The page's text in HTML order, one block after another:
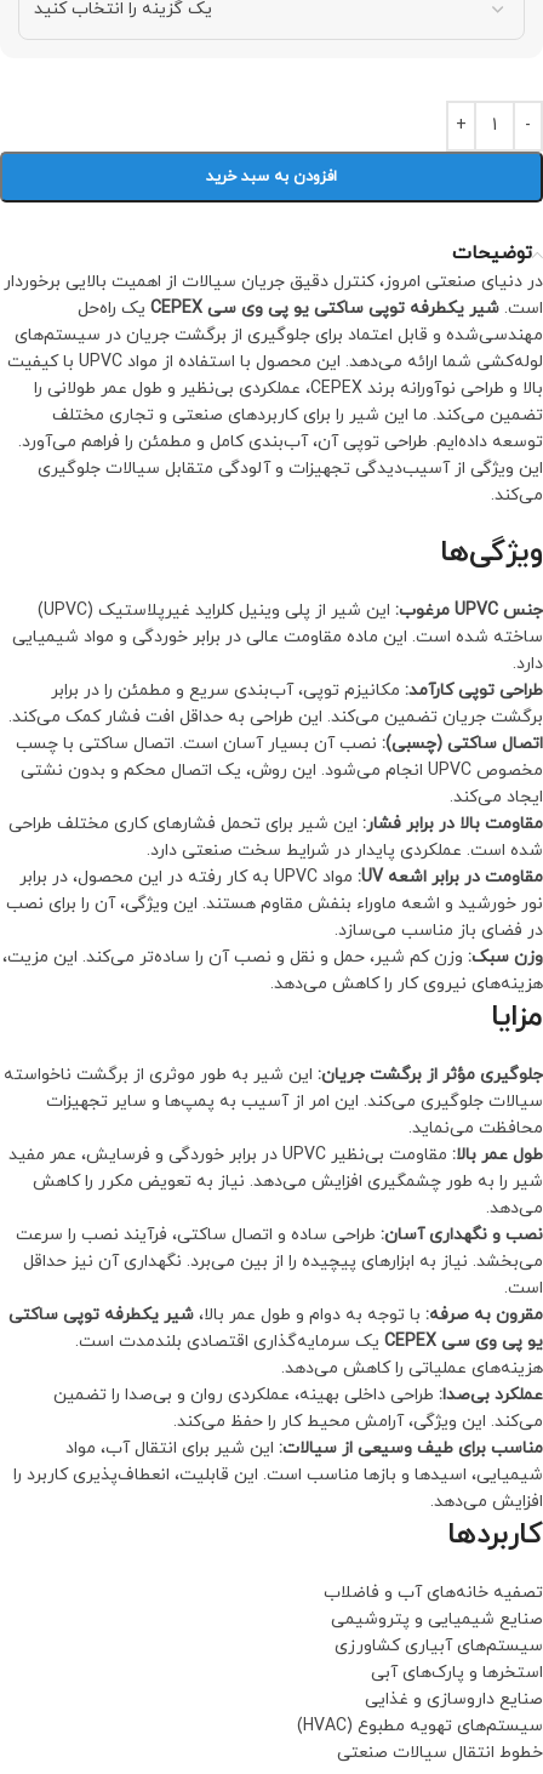
افزودن به سبد خرید
توضیحات
در دنیای صنعتی امروز، کنترل دقیق جریان سیالات از اهمیت بالایی برخوردار
است. شیر یکطرفه توپی ساکتی یو پی وی سی CEPEX
یک راه‌حل
مهندسی‌شده و قابل اعتماد برای جلوگیری از برگشت جریان در سیستم‌های
لوله‌کشی شما ارائه می‌دهد. این محصول با استفاده از مواد UPVC با کیفیت
بالا و طراحی نوآورانه برند CEPEX، عملکردی بی‌نظیر و طول عمر طولانی را
تضمین می‌کند. ما این شیر را برای کاربردهای صنعتی و تجاری مختلف
توسعه داده‌ایم. طراحی توپی آن، آب‌بندی کامل و مطمئن را فراهم می‌آورد.
این ویژگی از آسیب‌دیدگی تجهیزات و آلودگی متقابل سیالات جلوگیری
می‌کند.
ویژگی‌ها
جنس UPVC مرغوب:
این شیر از پلی وینیل کلراید غیرپلاستیک (UPVC)
ساخته شده است. این ماده مقاومت عالی در برابر خوردگی و مواد شیمیایی
دارد.
طراحی توپی کارآمد: مکانیزم توپی، آب‌بندی سریع و مطمئن را در برابر
برگشت جریان تضمین می‌کند. این طراحی به حداقل افت فشار کمک می‌کند.
اتصال ساکتی (چسبی): نصب آن بسیار آسان است. اتصال ساکتی با چسب
مخصوص UPVC انجام می‌شود. این روش، یک اتصال محکم و بدون نشتی
ایجاد می‌کند.
مقاومت بالا در برابر فشار: این شیر برای تحمل فشارهای کاری مختلف طراحی
شده است. عملکردی پایدار در شرایط سخت صنعتی دارد.
مقاومت در برابر اشعه UV:
مواد UPVC به کار رفته در این محصول، در برابر
نور خورشید و اشعه ماوراء بنفش مقاوم هستند. این ویژگی، آن را برای نصب
در فضای باز مناسب می‌سازد.
وزن سبک: وزن کم شیر، حمل و نقل و نصب آن را ساده‌تر می‌کند. این مزیت،
هزینه‌های نیروی کار را کاهش می‌دهد.
مزایا
جلوگیری مؤثر از برگشت جریان: این شیر به طور موثری از برگشت ناخواسته
سیالات جلوگیری می‌کند. این امر از آسیب به پمپ‌ها و سایر تجهیزات
محافظت می‌نماید.
طول عمر بالا:
مقاومت بی‌نظیر UPVC در برابر خوردگی و فرسایش، عمر مفید
شیر را به طور چشمگیری افزایش می‌دهد. نیاز به تعویض مکرر را کاهش
می‌دهد.
نصب و نگهداری آسان: طراحی ساده و اتصال ساکتی، فرآیند نصب را سرعت
می‌بخشد. نیاز به ابزارهای پیچیده را از بین می‌برد. نگهداری آن نیز حداقل
است.
مقرون به صرفه: با توجه به دوام و طول عمر بالا، شیر یکطرفه توپی ساکتی
یو پی وی سی CEPEX
یک سرمایه‌گذاری اقتصادی بلندمدت است.
هزینه‌های عملیاتی را کاهش می‌دهد.
عملکرد بی‌صدا: طراحی داخلی بهینه، عملکردی روان و بی‌صدا را تضمین
می‌کند. این ویژگی، آرامش محیط کار را حفظ می‌کند.
مناسب برای طیف وسیعی از سیالات: این شیر برای انتقال آب، مواد
شیمیایی، اسیدها و بازها مناسب است. این قابلیت، انعطاف‌پذیری کاربرد را
افزایش می‌دهد.
کاربردها
تصفیه خانه‌های آب و فاضلاب
صنایع شیمیایی و پتروشیمی
سیستم‌های آبیاری کشاورزی
استخرها و پارک‌های آبی
صنایع داروسازی و غذایی
سیستم‌های تهویه مطبوع (HVAC)
خطوط انتقال سیالات صنعتی